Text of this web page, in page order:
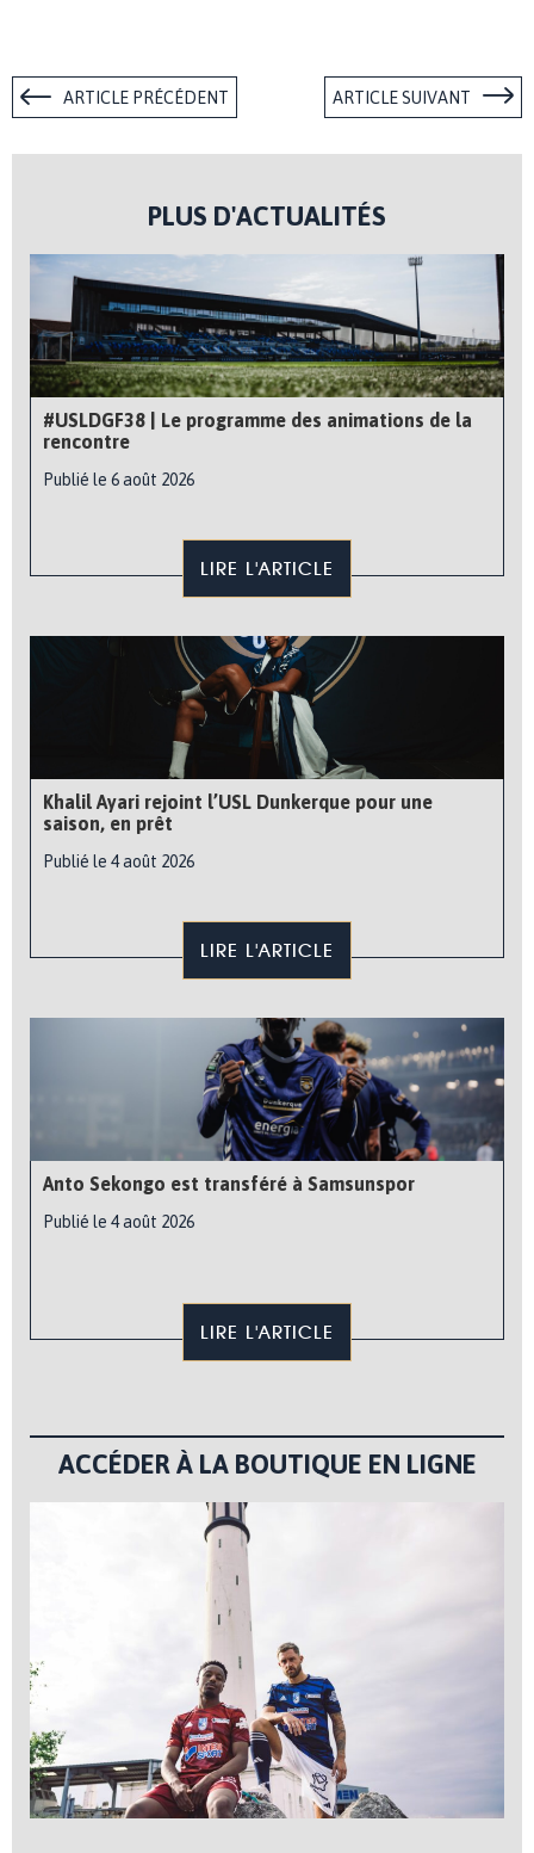
ARTICLE PRÉCÉDENT ARTICLE SUIVANT
PLUS D'ACTUALITÉS
#USLDGF38 | Le programme des animations de la
rencontre
Publié le 6 août 2026
LIRE L'ARTICLE
Khalil Ayari rejoint l’USL Dunkerque pour une
saison, en prêt
Publié le 4 août 2026
LIRE L'ARTICLE
Anto Sekongo est transféré à Samsunspor
Publié le 4 août 2026
LIRE L'ARTICLE
ACCÉDER À LA BOUTIQUE EN LIGNE